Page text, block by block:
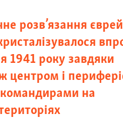
розв’язання
1941 року завдяки
центром і
на